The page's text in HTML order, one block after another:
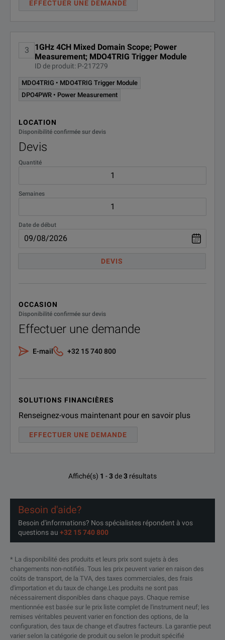
EFFECTUER UNE DEMANDE
3
1GHz 4CH Mixed Domain Scope; Power
Measurement; MDO4TRIG Trigger Module
ID de produit: P-217279
MDO4TRIG • MDO4TRIG Trigger Module
DPO4PWR • Power Measurement
LOCATION
Disponibilité confirmée sur devis
Devis
Quantité
Semaines
Date de début
DEVIS
OCCASION
Disponibilité confirmée sur devis
Effectuer une demande
E-mail +32 15 740 800
SOLUTIONS FINANCIÈRES
Renseignez-vous maintenant pour en savoir plus
EFFECTUER UNE DEMANDE
Affiché(s) 1 -3de3 résultats
Besoin d'aide?
Besoin d'informations? Nos spécialistes répondent à vos
questions au +32 15 740 800
* La disponibilité des produits et leurs prix sont sujets à des
changements non-notifiés. Tous les prix peuvent varier en raison des
coûts de transport, de la TVA, des taxes commerciales, des frais
d'importation et du taux de change.Les produits ne sont pas
nécessairement disponibles dans chaque pays. Chaque remise
mentionnée est basée sur le prix liste complet de l'instrument neuf; les
remises véritables peuvent varier en fonction des options, de la
configuration, des taux de change et d'autres facteurs. La garantie peut
varier selon la catégorie de produit ou selon le produit spécifié